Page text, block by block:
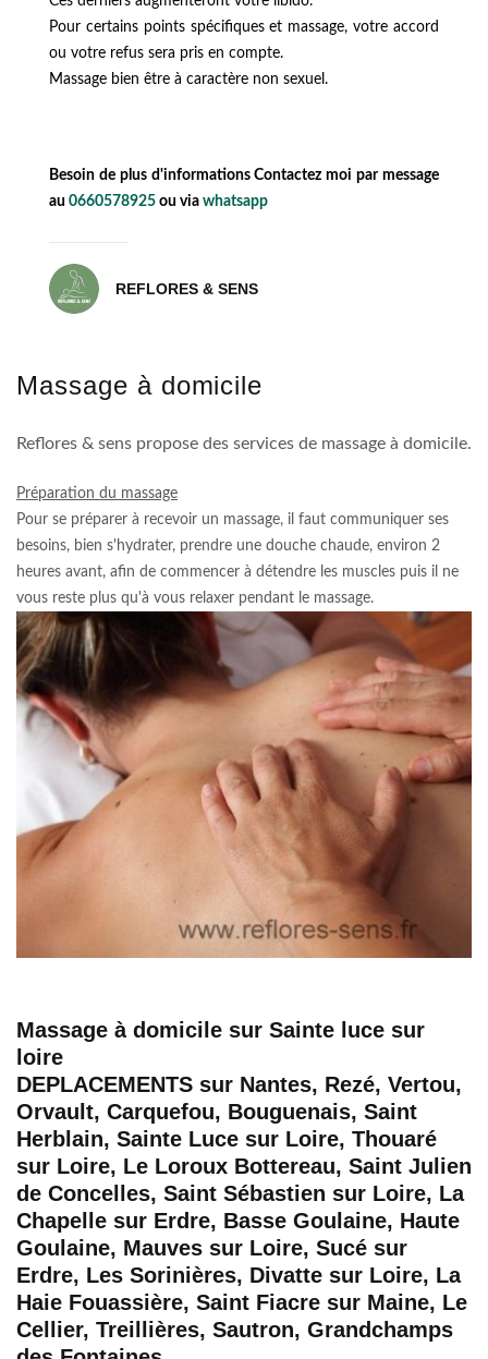
Pour certains points spécifiques et massage, votre accord
ou votre refus sera pris en compte.
Massage bien être à caractère non sexuel.
Besoin de plus d'informations Contactez moi par message
au 0660578925 ou via whatsapp
REFLORES & SENS
Massage à domicile
Reflores & sens propose des services de massage à domicile.
Préparation du massage
Pour se préparer à recevoir un massage, il faut communiquer ses
besoins, bien s'hydrater, prendre une douche chaude, environ 2
heures avant, afin de commencer à détendre les muscles puis il ne
vous reste plus qu'à vous relaxer pendant le massage.
Massage à domicile sur Sainte luce sur
loire
DEPLACEMENTS sur Nantes, Rezé, Vertou,
Orvault, Carquefou, Bouguenais, Saint
Herblain, Sainte Luce sur Loire, Thouaré
sur Loire, Le Loroux Bottereau, Saint Julien
de Concelles, Saint Sébastien sur Loire, La
Chapelle sur Erdre, Basse Goulaine, Haute
Goulaine, Mauves sur Loire, Sucé sur
Erdre, Les Sorinières, Divatte sur Loire, La
Haie Fouassière, Saint Fiacre sur Maine, Le
Cellier, Treillières, Sautron, Grandchamps